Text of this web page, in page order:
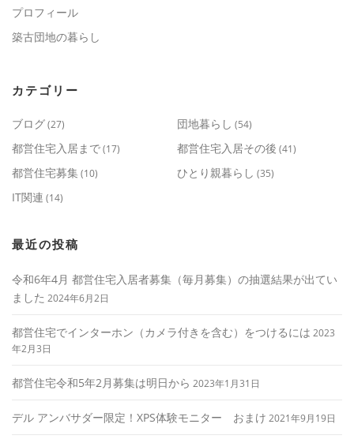
プロフィール
築古団地の暮らし
カテゴリー
ブログ(27) 団地暮らし (54)
都営住宅入居まで(17) 都営住宅入居その後 (41)
都営住宅募集(10) ひとり親暮らし (35)
IT関連 (14)
最近の投稿
令和6年4月 都営住宅入居者募集（毎月募集）の抽選結果が出てい
ました 2024年6月2日
都営住宅でインターホン（カメラ付きを含む）をつけるには 2023
年2月3日
都営住宅令和5年2月募集は明日から 2023年1月31日
デル アンバサダー限定！XPS体験モニター おまけ 2021年9月19日